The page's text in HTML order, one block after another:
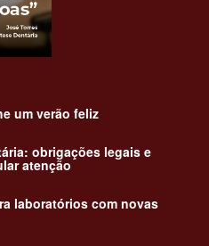
um verão feliz
obrigações legais e
atenção
laboratórios com novas